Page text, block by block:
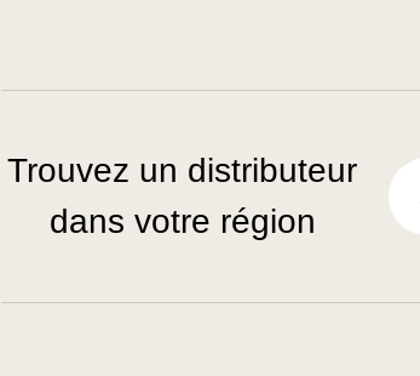
Trouvez un distributeur
dans votre région